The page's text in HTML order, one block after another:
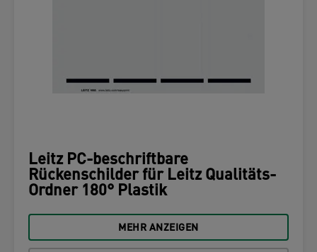
Leitz PC-beschriftbare
Rückenschilder für Leitz Qualitäts-
Ordner 180° Plastik
MEHR ANZEIGEN